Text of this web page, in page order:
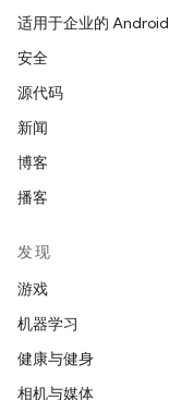
适用于企业的 Android
安全
源代码
新闻
博客
播客
发现
游戏
机器学习
健康与健身
相机与媒体